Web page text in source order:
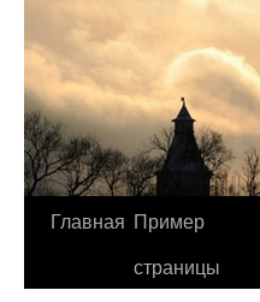
Перейти
Главная Пример
страницы